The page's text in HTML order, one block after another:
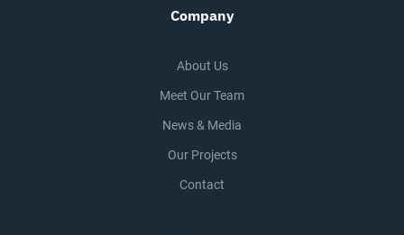
Company
About Us
Meet Our Team
News & Media
Our Projects
Contact